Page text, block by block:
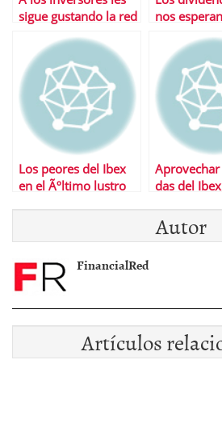
sigue gustando la red
nos
Los peores del Ibex
en el Ãºltimo lustro
das del Ibex
Autor
FinancialRed
Artículos